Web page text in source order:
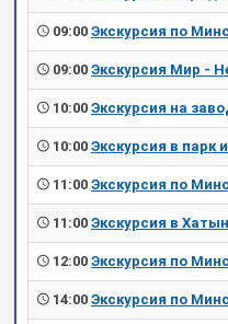
09:00 Экскурсия по
09:00 Экскурсия Мир -
10:00 Экскурсия на
10:00 Экскурсия в парк
11:00 Экскурсия по
11:00 Экскурсия в
12:00 Экскурсия по
14:00 Экскурсия по